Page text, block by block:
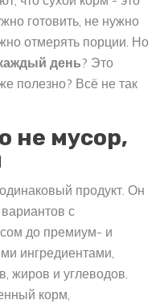
готовить, не нужно
отмерять порции. Но
день? Это
полезно? Всё не так
не мусор,
продукт. Он
с
до премиум- и
ингредиентами,
жиров и углеводов.
корм,